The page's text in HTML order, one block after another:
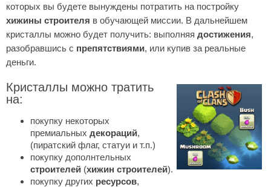
которых вы будете вынуждены потратить на постройку
хижины строителя в обучающей миссии. В дальнейшем
кристаллы можно будет получить: выполняя достижения,
разобравшись с препятствиями, или купив за реальные
деньги.
Кристаллы можно тратить
на:
покупку некоторых
премиальных декораций,
(пиратский флаг, статуи и т.п.)
покупку дополнтельных
строителей (хижин строителей).
покупку других ресурсов,